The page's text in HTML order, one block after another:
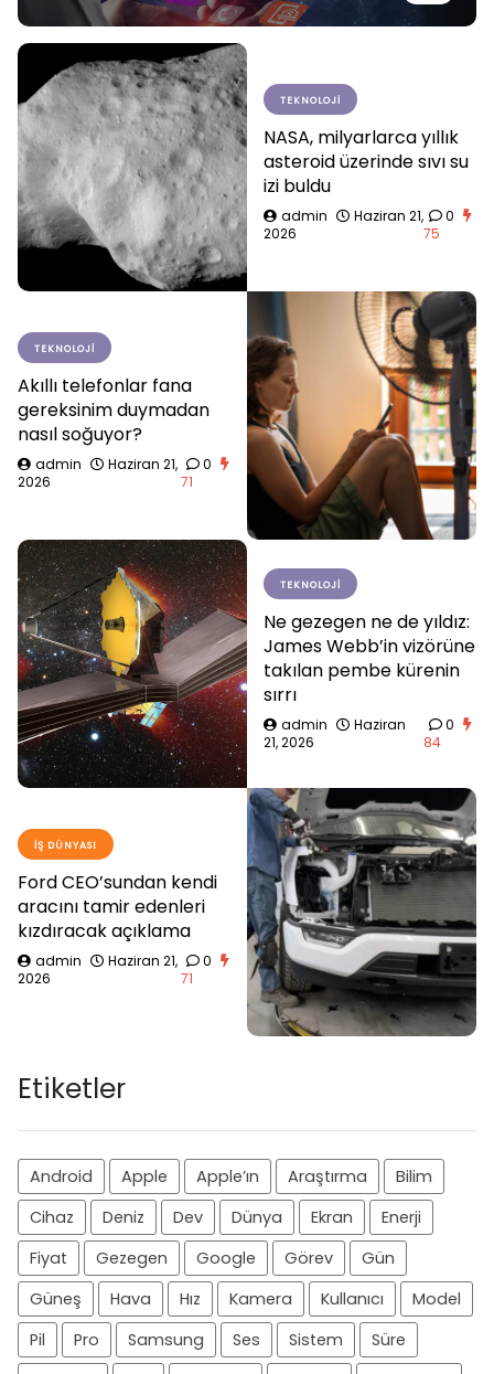
TEKNOLOJI
NASA, milyarlarca yıllık
asteroid üzerinde sıvı su
izi buldu
admin
Haziran 21,
2026
0
75
TEKNOLOJI
Akıllı telefonlar fana
gereksinim duymadan
nasıl soğuyor?
admin
Haziran 21,
2026
0
71
TEKNOLOJI
Ne gezegen ne de yıldız:
James Webb’in vizörüne
takılan pembe kürenin
sırrı
admin
Haziran
21, 2026
0
84
İŞ DÜNYASI
Ford CEO’sundan kendi
aracını tamir edenleri
kızdıracak açıklama
admin
Haziran 21,
2026
0
71
Etiketler
Android Apple Apple’ın Araştırma
Bilim
Cihaz
Deniz Dev Dünya Ekran
Enerji
Fiyat
Gezegen Google Görev
Gün
Güneş
Hava Hız Kamera Kullanıcı
Model
Pil
Pro Samsung Ses Sistem
Süre